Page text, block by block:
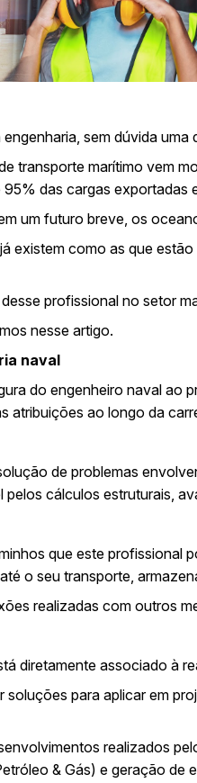
sem dúvida
transporte marítimo vem
das cargas exportadas
um futuro breve, os
existem como as que
profissional no setor
nesse artigo.
naval
do engenheiro naval
atribuições ao longo da
de problemas
cálculos estruturais,
que este profissional
o seu transporte,
realizadas com outros
diretamente associado à
para aplicar em
realizados
& Gás) e geração de